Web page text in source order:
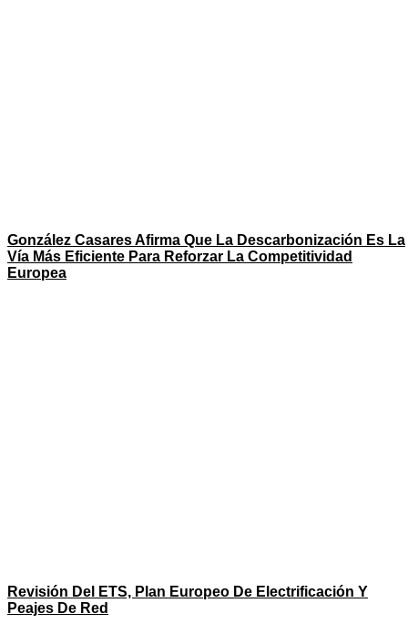
González Casares Afirma Que La Descarbonización Es La
Vía Más Eficiente Para Reforzar La Competitividad
Europea
Revisión Del ETS, Plan Europeo De Electrificación Y
Peajes De Red